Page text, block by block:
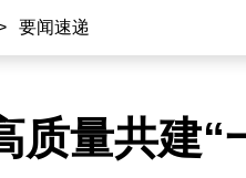
要闻速递
质量共建“